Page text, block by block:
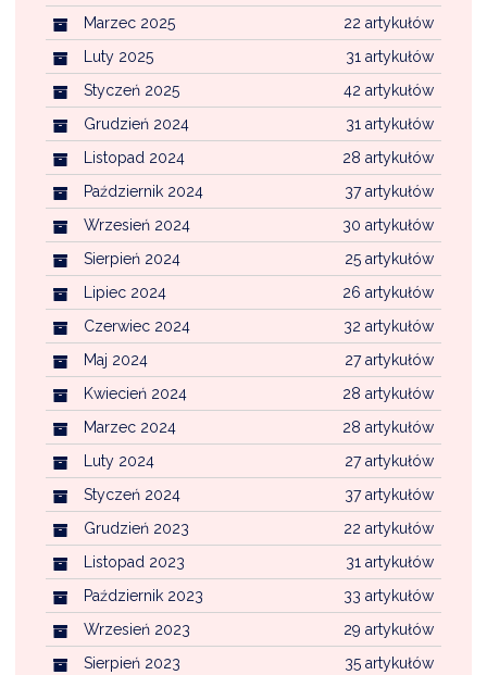
22 artykułów
Marzec 2025
31 artykułów
Luty 2025
42 artykułów
Styczeń 2025
31 artykułów
Grudzień 2024
28 artykułów
Listopad 2024
37 artykułów
Październik 2024
30 artykułów
Wrzesień 2024
25 artykułów
Sierpień 2024
26 artykułów
Lipiec 2024
32 artykułów
Czerwiec 2024
27 artykułów
Maj 2024
28 artykułów
Kwiecień 2024
28 artykułów
Marzec 2024
27 artykułów
Luty 2024
37 artykułów
Styczeń 2024
22 artykułów
Grudzień 2023
31 artykułów
Listopad 2023
33 artykułów
Październik 2023
29 artykułów
Wrzesień 2023
35 artykułów
Sierpień 2023